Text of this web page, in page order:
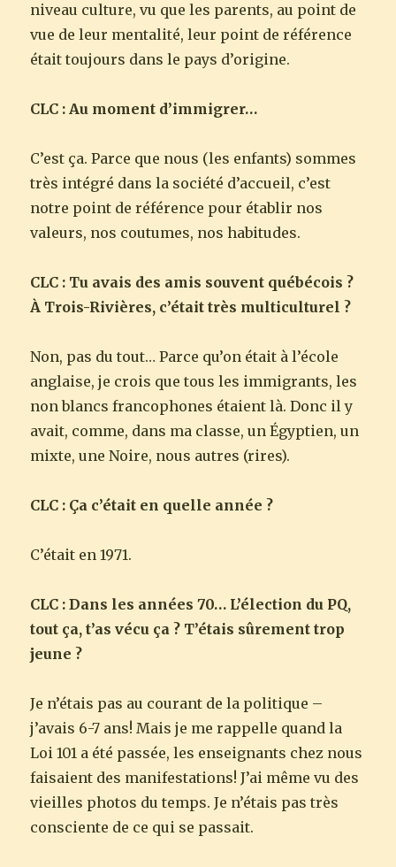
niveau culture, vu que les parents, au point de
vue de leur mentalité, leur point de référence
était toujours dans le pays d’origine.
CLC : Au moment d’immigrer…
C’est ça. Parce que nous (les enfants) sommes
très intégré dans la société d’accueil, c’est
notre point de référence pour établir nos
valeurs, nos coutumes, nos habitudes.
CLC : Tu avais des amis souvent québécois ?
À Trois-Rivières, c’était très multiculturel ?
Non, pas du tout… Parce qu’on était à l’école
anglaise, je crois que tous les immigrants, les
non blancs francophones étaient là. Donc il y
avait, comme, dans ma classe, un Égyptien, un
mixte, une Noire, nous autres (rires).
CLC : Ça c’était en quelle année ?
C’était en 1971.
CLC : Dans les années 70… L’élection du PQ,
tout ça, t’as vécu ça ? T’étais sûrement trop
jeune ?
Je n’étais pas au courant de la politique –
j’avais 6-7 ans! Mais je me rappelle quand la
Loi 101 a été passée, les enseignants chez nous
faisaient des manifestations! J’ai même vu des
vieilles photos du temps. Je n’étais pas très
consciente de ce qui se passait.